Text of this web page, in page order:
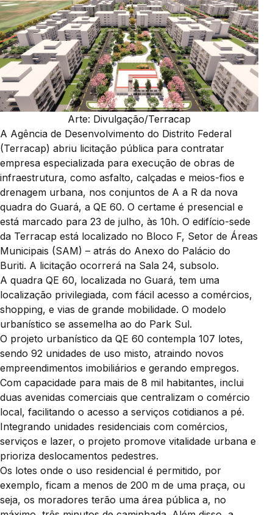
Arte: Divulgação/Terracap
A Agência de Desenvolvimento do Distrito Federal
(Terracap) abriu licitação pública para contratar
empresa especializada para execução de obras de
infraestrutura, como asfalto, calçadas e meios-fios e
drenagem urbana, nos conjuntos de A a R da nova
quadra do Guará, a QE 60. O certame é presencial e
está marcado para 23 de julho, às 10h. O edifício-sede
da Terracap está localizado no Bloco F, Setor de Áreas
Municipais (SAM) – atrás do Anexo do Palácio do
Buriti. A licitação ocorrerá na Sala 24, subsolo.
A quadra QE 60, localizada no Guará, tem uma
localização privilegiada, com fácil acesso a comércios,
shopping, e vias de grande mobilidade. O modelo
urbanístico se assemelha ao do Park Sul.
O projeto urbanístico da QE 60 contempla 107 lotes,
sendo 92 unidades de uso misto, atraindo novos
empreendimentos imobiliários e gerando empregos.
Com capacidade para mais de 8 mil habitantes, inclui
duas avenidas comerciais que centralizam o comércio
local, facilitando o acesso a serviços cotidianos a pé.
Integrando unidades residenciais com comércios,
serviços e lazer, o projeto promove vitalidade urbana e
prioriza deslocamentos pedestres.
Os lotes onde o uso residencial é permitido, por
exemplo, ficam a menos de 200 m de uma praça, ou
seja, os moradores terão uma área pública a, no